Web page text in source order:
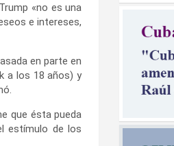
«no es una
e intereses,
en parte en
a los 18 años) y
que ésta pueda
estímulo de los